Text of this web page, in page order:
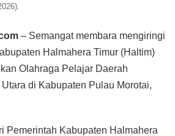
– Semangat membara mengiringi
Halmahera Timur (Haltim)
Olahraga Pelajar Daerah
di Kabupaten Pulau Morotai,
Pemerintah Kabupaten Halmahera